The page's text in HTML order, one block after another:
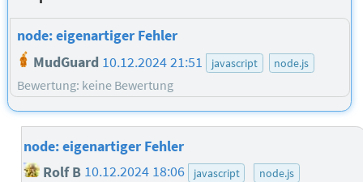
node: eigenartiger Fehler
MudGuard 10.12.2024 21:51 javascript node.js
Bewertung: keine Bewertung
node: eigenartiger Fehler
Rolf B 10.12.2024 18:06 javascript node.js